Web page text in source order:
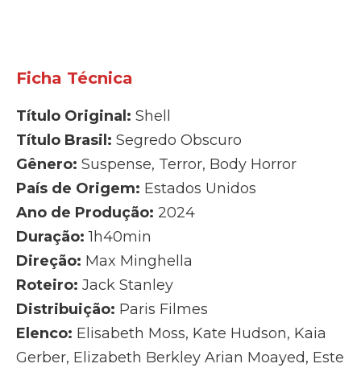
Ficha Técnica
Título Original: Shell
Título Brasil: Segredo Obscuro
Gênero: Suspense, Terror, Body Horror
País de Origem: Estados Unidos
Ano de Produção: 2024
Duração: 1h40min
Direção: Max Minghella
Roteiro: Jack Stanley
Distribuição: Paris Filmes
Elenco: Elisabeth Moss, Kate Hudson, Kaia
Gerber, Elizabeth Berkley Arian Moayed, Este